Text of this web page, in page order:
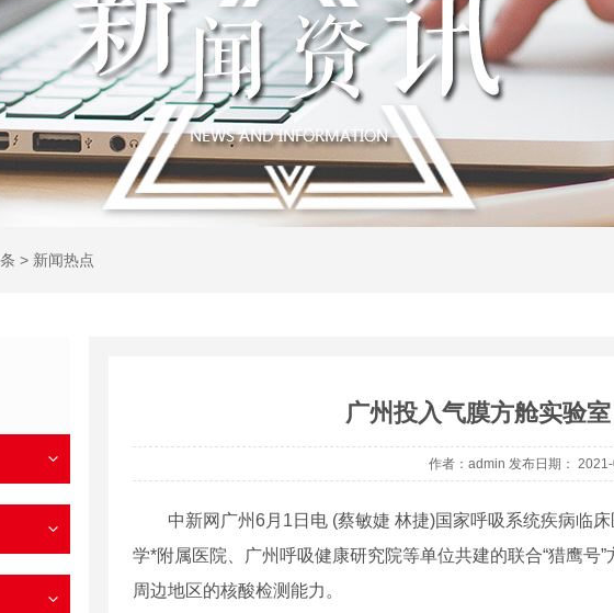
> 新闻热点
广州投入气膜方舱实验
作者：admin 发布日期：
中新网广州6月1日电 (蔡敏婕 林捷)国家呼吸系统疾病临床
学*附属医院、广州呼吸健康研究院等单位共建的联合“猎鹰号
周边地区的核酸检测能力。